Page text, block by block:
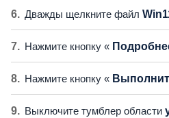
Дважды щелкните файл
Нажмите кнопку «
Нажмите кнопку «
Выключите тумблер области